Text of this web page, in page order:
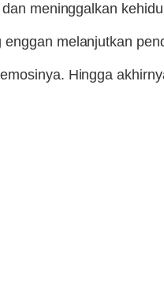
meninggalkan
melanjutkan
Hingga